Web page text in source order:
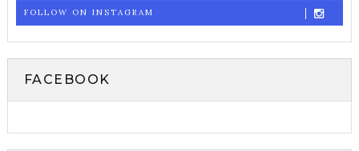
FOLLOW ON INSTAGRAM
FACEBOOK